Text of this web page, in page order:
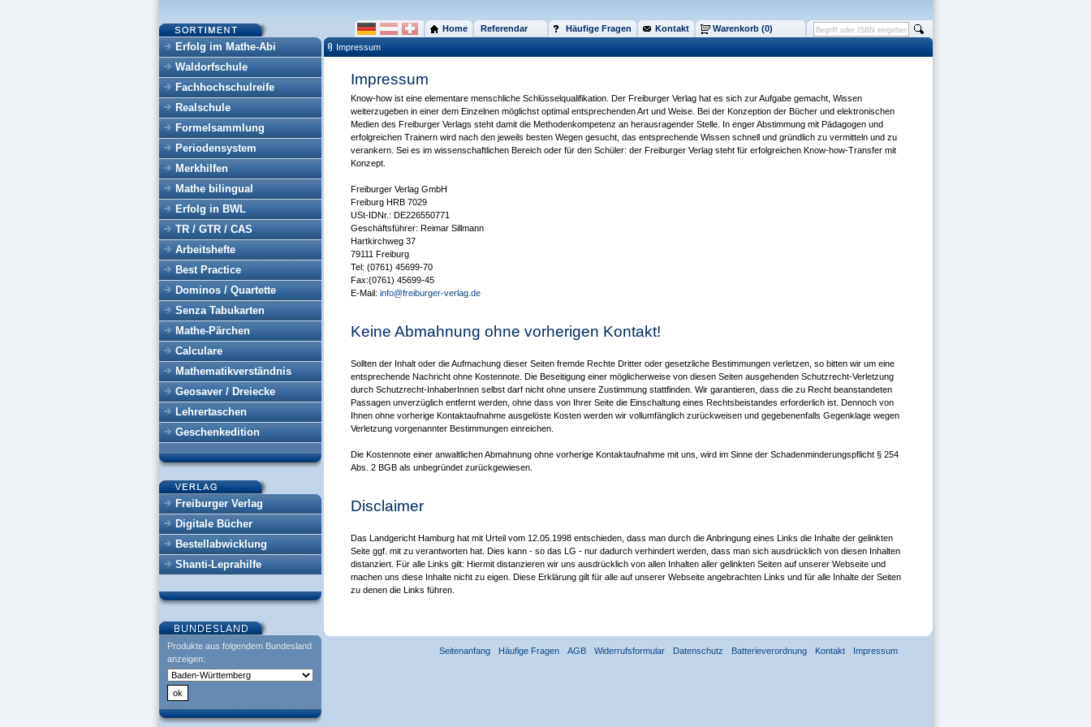
Erfolg im Mathe-Abi
Waldorfschule
Fachhochschulreife
Realschule
Formelsammlung
Periodensystem
Merkhilfen
Mathe bilingual
Erfolg in BWL
TR / GTR / CAS
Arbeitshefte
Best Practice
Dominos / Quartette
Senza Tabukarten
Mathe-Pärchen
Calculare
Mathematikverständnis
Geosaver / Dreiecke
Lehrertaschen
Geschenkedition
Freiburger Verlag
Digitale Bücher
Bestellabwicklung
Shanti-Leprahilfe
Produkte aus folgendem Bundesland
anzeigen:
Home Referendar Häufige Fragen Kontakt
Warenkorb (0)
Impressum
Impressum
Know-how ist eine elementare menschliche Schlüsselqualifikation. Der Freiburger Verlag hat es sich zur Aufgabe gemacht, Wissen
weiterzugeben in einer dem Einzelnen möglichst optimal entsprechenden Art und Weise. Bei der Konzeption der Bücher und elektronischen
Medien des Freiburger Verlags steht damit die Methodenkompetenz an herausragender Stelle. In enger Abstimmung mit Pädagogen und
erfolgreichen Trainern wird nach den jeweils besten Wegen gesucht, das entsprechende Wissen schnell und gründlich zu vermitteln und zu
verankern. Sei es im wissenschaftlichen Bereich oder für den Schüler: der Freiburger Verlag steht für erfolgreichen Know-how-Transfer mit
Konzept.
Freiburger Verlag GmbH
Freiburg HRB 7029
USt-IDNr.: DE226550771
Geschäftsführer: Reimar Sillmann
Hartkirchweg 37
79111 Freiburg
Tel: (0761) 45699-70
Fax:(0761) 45699-45
E-Mail: info@freiburger-verlag.de
Keine Abmahnung ohne vorherigen Kontakt!
Sollten der Inhalt oder die Aufmachung dieser Seiten fremde Rechte Dritter oder gesetzliche Bestimmungen verletzen, so bitten wir um eine
entsprechende Nachricht ohne Kostennote. Die Beseitigung einer möglicherweise von diesen Seiten ausgehenden Schutzrecht-Verletzung
durch Schutzrecht-InhaberInnen selbst darf nicht ohne unsere Zustimmung stattfinden. Wir garantieren, dass die zu Recht beanstandeten
Passagen unverzüglich entfernt werden, ohne dass von Ihrer Seite die Einschaltung eines Rechtsbeistandes erforderlich ist. Dennoch von
Ihnen ohne vorherige Kontaktaufnahme ausgelöste Kosten werden wir vollumfänglich zurückweisen und gegebenenfalls Gegenklage wegen
Verletzung vorgenannter Bestimmungen einreichen.
Die Kostennote einer anwaltlichen Abmahnung ohne vorherige Kontaktaufnahme mit uns, wird im Sinne der Schadenminderungspflicht § 254
Abs. 2 BGB als unbegründet zurückgewiesen.
Disclaimer
Das Landgericht Hamburg hat mit Urteil vom 12.05.1998 entschieden, dass man durch die Anbringung eines Links die Inhalte der gelinkten
Seite ggf. mit zu verantworten hat. Dies kann - so das LG - nur dadurch verhindert werden, dass man sich ausdrücklich von diesen Inhalten
distanziert. Für alle Links gilt: Hiermit distanzieren wir uns ausdrücklich von allen Inhalten aller gelinkten Seiten auf unserer Webseite und
machen uns diese Inhalte nicht zu eigen. Diese Erklärung gilt für alle auf unserer Webseite angebrachten Links und für alle Inhalte der Seiten
zu denen die Links führen.
Seitenanfang Häufige Fragen AGB Widerrufsformular Datenschutz Batterieverordnung Kontakt Impressum